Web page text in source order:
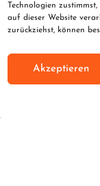
Technologien
auf dieser Website
zurückziehst, können
Akzeptieren